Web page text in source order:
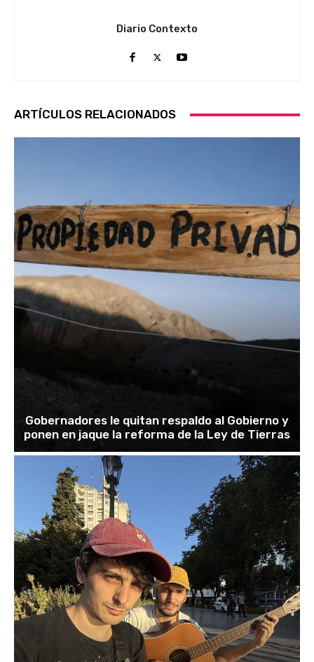
Diario Contexto
ARTÍCULOS RELACIONADOS
Gobernadores le quitan respaldo al Gobierno y
ponen en jaque la reforma de la Ley de Tierras